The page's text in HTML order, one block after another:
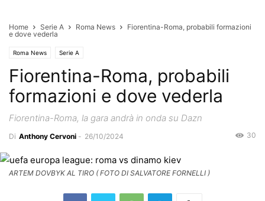
Home Serie A Roma News
Fiorentina-Roma, probabili formazioni
e dove vederla
Roma News Serie A
Fiorentina-Roma, probabili
formazioni e dove vederla
Fiorentina-Roma, la gara andrà in onda su Dazn
Di Anthony Cervoni - 26/10/2024 30
ARTEM DOVBYK AL TIRO ( FOTO DI SALVATORE FORNELLI )